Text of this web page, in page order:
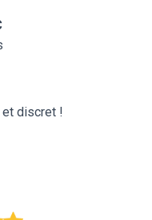
discret !